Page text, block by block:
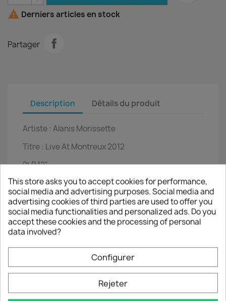
 Derniers articles en stock
Partager
Description Détails du produit
Artiste : Alanis Morissette
Titre : Live At Montreux 2012
2LP12"
EAN4029759129356
Année :2018
Disc 1
I Remain
Woman Down
All I Really Want
You Learn
Guardian
Hands Clean
This store asks you to accept cookies for performance,
social media and advertising purposes. Social media and
advertising cookies of third parties are used to offer you
social media functionalities and personalized ads. Do you
accept these cookies and the processing of personal
data involved?
Configurer
Rejeter